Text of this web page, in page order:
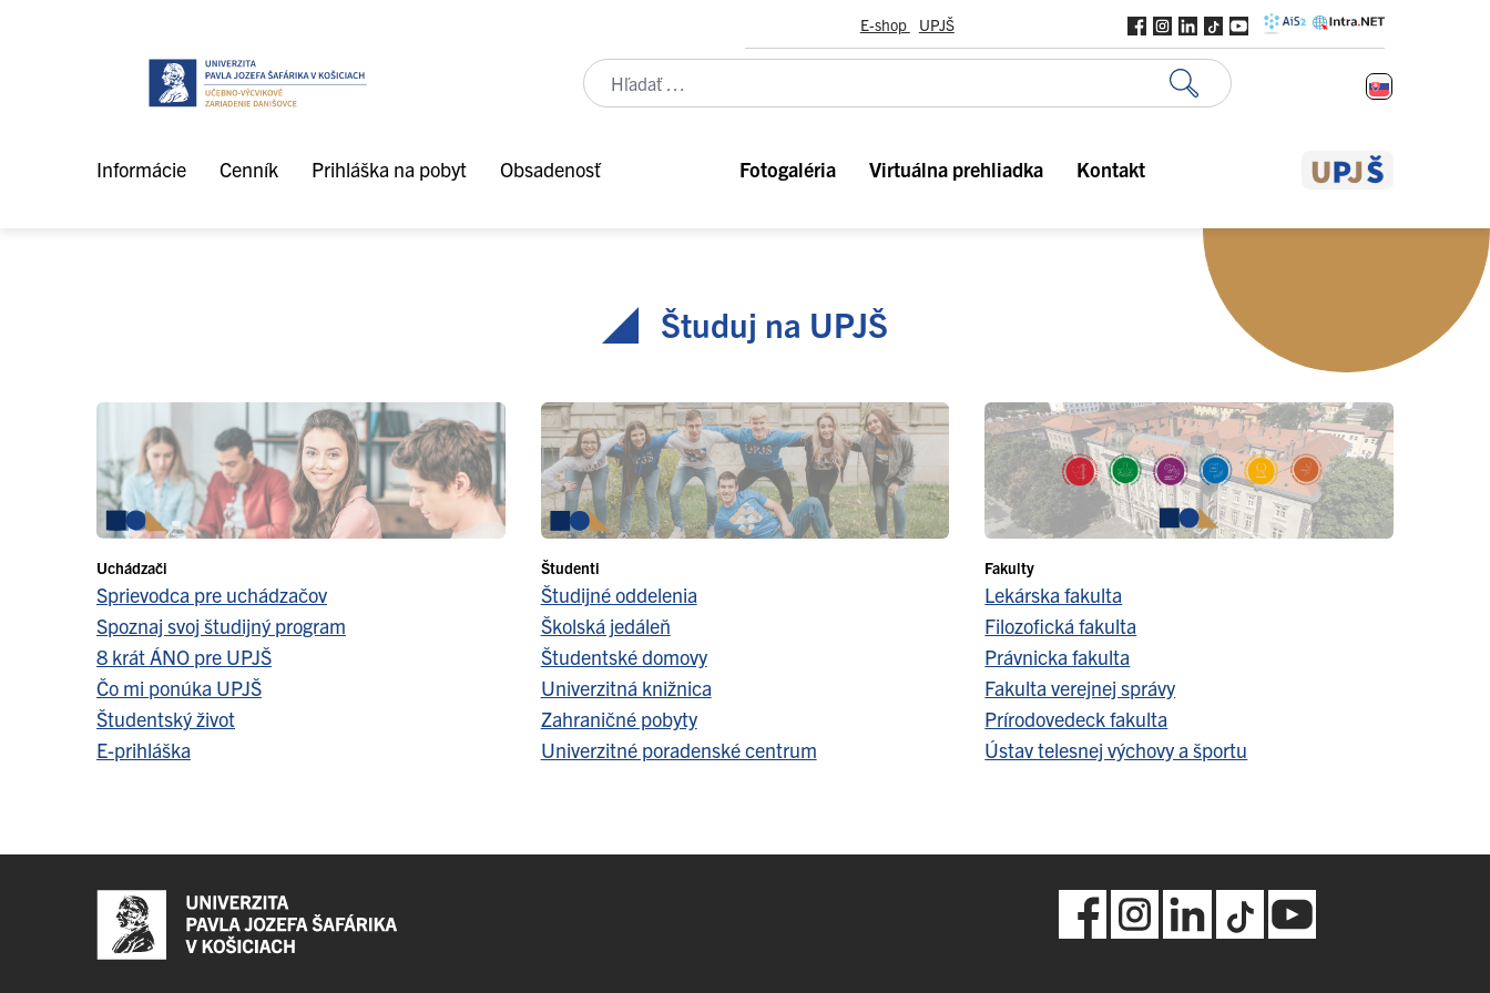
E-shop UPJŠ
Informácie Cenník Prihláška na pobyt Obsadenosť Fotogaléria Virtuálna prehliadka Kontakt
Študuj na UPJŠ
Uchádzači
Sprievodca pre uchádzačov
Spoznaj svoj študijný program
8 krát ÁNO pre UPJŠ
Čo mi ponúka UPJŠ
Študentský život
E-prihláška
Študenti
Študijné oddelenia
Školská jedáleň
Študentské domovy
Univerzitná knižnica
Zahraničné pobyty
Univerzitné poradenské centrum
Fakulty
Lekárska fakulta
Filozofická fakulta
Právnicka fakulta
Fakulta verejnej správy
Prírodovedeck fakulta
Ústav telesnej výchovy a športu